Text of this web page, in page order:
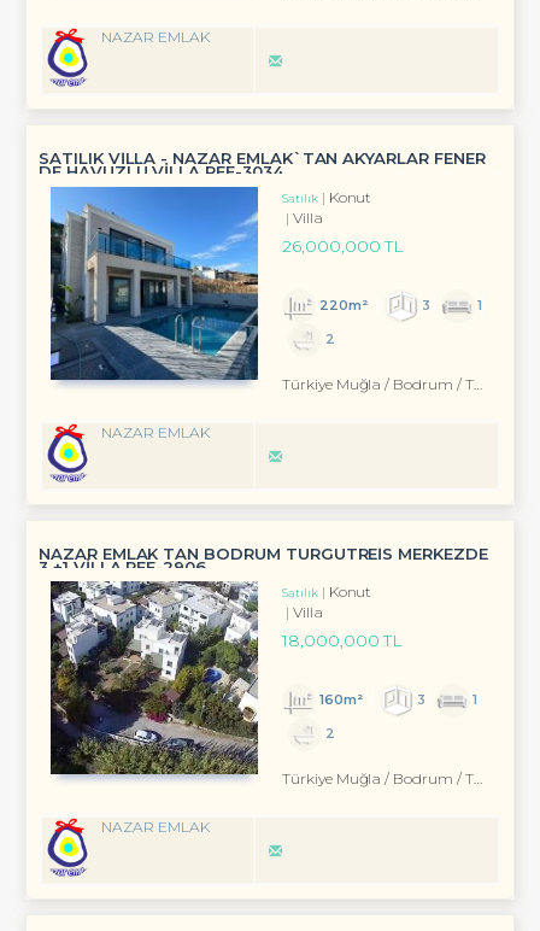
NAZAR EMLAK
SATILIK VİLLA - NAZAR EMLAK`TAN AKYARLAR FENER
DE HAVUZLU VİLLA REF-3034
Satılık
Konut
Villa
26,000,000 TL
220m² 3
1
2
Türkiye Muğla / Bodrum / Turgutreis
NAZAR EMLAK
NAZAR EMLAK TAN BODRUM TURGUTREİS MERKEZDE
3 +1 VİLLA REF-2906
Satılık
Konut
Villa
18,000,000 TL
160m² 3
1
2
Türkiye Muğla / Bodrum / Turgutreis
NAZAR EMLAK